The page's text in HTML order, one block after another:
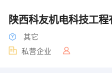
陕西科友机电科技工程
其它
私营企业